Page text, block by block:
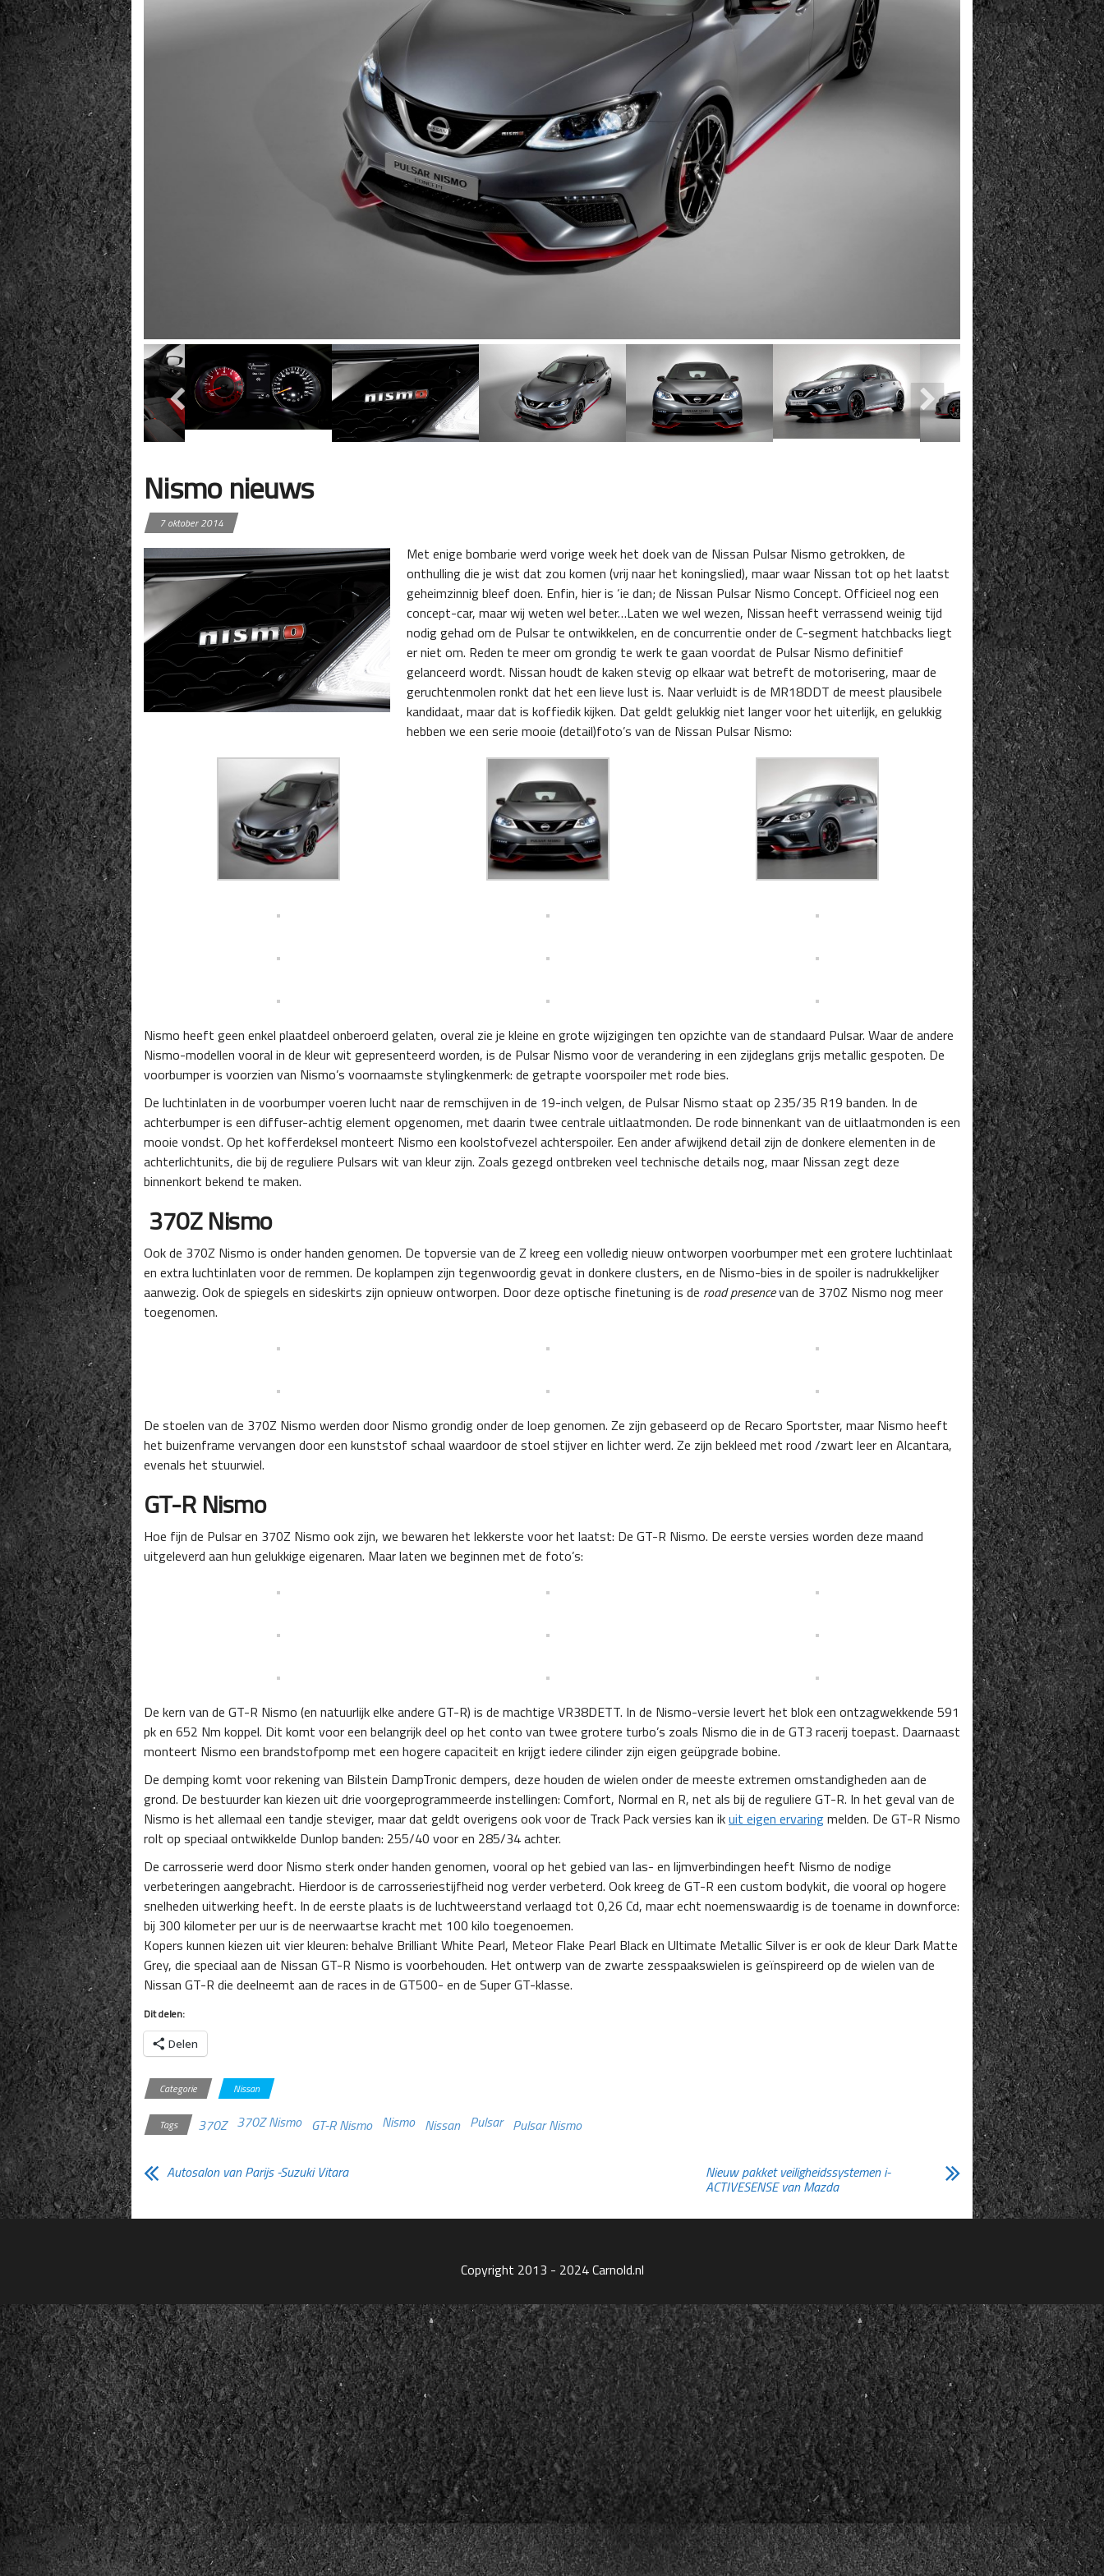
Nismo nieuws
7 oktober 2014
Met enige bombarie werd vorige week het doek van de Nissan Pulsar Nismo getrokken, de
onthulling die je wist dat zou komen (vrij naar het koningslied), maar waar Nissan tot op het laatst
geheimzinnig bleef doen. Enfin, hier is ‘ie dan; de Nissan Pulsar Nismo Concept. Officieel nog een
concept-car, maar wij weten wel beter…Laten we wel wezen, Nissan heeft verrassend weinig tijd
nodig gehad om de Pulsar te ontwikkelen, en de concurrentie onder de C-segment hatchbacks liegt
er niet om. Reden te meer om grondig te werk te gaan voordat de Pulsar Nismo definitief
gelanceerd wordt. Nissan houdt de kaken stevig op elkaar wat betreft de motorisering, maar de
geruchtenmolen ronkt dat het een lieve lust is. Naar verluidt is de MR18DDT de meest plausibele
kandidaat, maar dat is koffiedik kijken. Dat geldt gelukkig niet langer voor het uiterlijk, en gelukkig
hebben we een serie mooie (detail)foto’s van de Nissan Pulsar Nismo:
Nismo heeft geen enkel plaatdeel onberoerd gelaten, overal zie je kleine en grote wijzigingen ten opzichte van de standaard Pulsar. Waar de andere
Nismo-modellen vooral in de kleur wit gepresenteerd worden, is de Pulsar Nismo voor de verandering in een zijdeglans grijs metallic gespoten. De
voorbumper is voorzien van Nismo’s voornaamste stylingkenmerk: de getrapte voorspoiler met rode bies.
De luchtinlaten in de voorbumper voeren lucht naar de remschijven in de 19-inch velgen, de Pulsar Nismo staat op 235/35 R19 banden. In de
achterbumper is een diffuser-achtig element opgenomen, met daarin twee centrale uitlaatmonden. De rode binnenkant van de uitlaatmonden is een
mooie vondst. Op het kofferdeksel monteert Nismo een koolstofvezel achterspoiler. Een ander afwijkend detail zijn de donkere elementen in de
achterlichtunits, die bij de reguliere Pulsars wit van kleur zijn. Zoals gezegd ontbreken veel technische details nog, maar Nissan zegt deze
binnenkort bekend te maken.
370Z Nismo
Ook de 370Z Nismo is onder handen genomen. De topversie van de Z kreeg een volledig nieuw ontworpen voorbumper met een grotere luchtinlaat
en extra luchtinlaten voor de remmen. De koplampen zijn tegenwoordig gevat in donkere clusters, en de Nismo-bies in de spoiler is nadrukkelijker
aanwezig. Ook de spiegels en sideskirts zijn opnieuw ontworpen. Door deze optische finetuning is de road presencevan de 370Z Nismo nog meer
toegenomen.
De stoelen van de 370Z Nismo werden door Nismo grondig onder de loep genomen. Ze zijn gebaseerd op de Recaro Sportster, maar Nismo heeft
het buizenframe vervangen door een kunststof schaal waardoor de stoel stijver en lichter werd. Ze zijn bekleed met rood /zwart leer en Alcantara,
evenals het stuurwiel.
GT-R Nismo
Hoe fijn de Pulsar en 370Z Nismo ook zijn, we bewaren het lekkerste voor het laatst: De GT-R Nismo. De eerste versies worden deze maand
uitgeleverd aan hun gelukkige eigenaren. Maar laten we beginnen met de foto’s:
De kern van de GT-R Nismo (en natuurlijk elke andere GT-R) is de machtige VR38DETT. In de Nismo-versie levert het blok een ontzagwekkende 591
pk en 652 Nm koppel. Dit komt voor een belangrijk deel op het conto van twee grotere turbo’s zoals Nismo die in de GT3 racerij toepast. Daarnaast
monteert Nismo een brandstofpomp met een hogere capaciteit en krijgt iedere cilinder zijn eigen geüpgrade bobine.
De demping komt voor rekening van Bilstein DampTronic dempers, deze houden de wielen onder de meeste extremen omstandigheden aan de
grond. De bestuurder kan kiezen uit drie voorgeprogrammeerde instellingen: Comfort, Normal en R, net als bij de reguliere GT-R. In het geval van de
Nismo is het allemaal een tandje steviger, maar dat geldt overigens ook voor de Track Pack versies kan ikuit eigen ervaringmelden. De GT-R Nismo
rolt op speciaal ontwikkelde Dunlop banden: 255/40 voor en 285/34 achter.
De carrosserie werd door Nismo sterk onder handen genomen, vooral op het gebied van las- en lijmverbindingen heeft Nismo de nodige
verbeteringen aangebracht. Hierdoor is de carrosseriestijfheid nog verder verbeterd. Ook kreeg de GT-R een custom bodykit, die vooral op hogere
snelheden uitwerking heeft. In de eerste plaats is de luchtweerstand verlaagd tot 0,26 Cd, maar echt noemenswaardig is de toename in downforce:
bij 300 kilometer per uur is de neerwaartse kracht met 100 kilo toegenoemen.
Kopers kunnen kiezen uit vier kleuren: behalve Brilliant White Pearl, Meteor Flake Pearl Black en Ultimate Metallic Silver is er ook de kleur Dark Matte
Grey, die speciaal aan de Nissan GT-R Nismo is voorbehouden. Het ontwerp van de zwarte zesspaakswielen is geïnspireerd op de wielen van de
Nissan GT-R die deelneemt aan de races in de GT500- en de Super GT-klasse.
Dit delen:
Delen
Categorie Nissan
Tags 370Z 370Z Nismo GT-R Nismo Nismo Nissan Pulsar Pulsar Nismo
Autosalon van Parijs -Suzuki Vitara Nieuw pakket veiligheidssystemen i-
ACTIVESENSE van Mazda
Copyright 2013 - 2024 Carnold.nl